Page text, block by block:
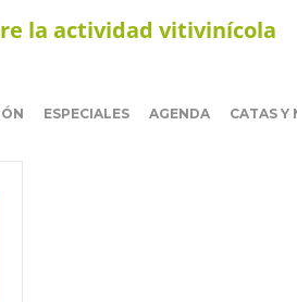
la actividad vitivinícola
ESPECIALES AGENDA CATAS Y